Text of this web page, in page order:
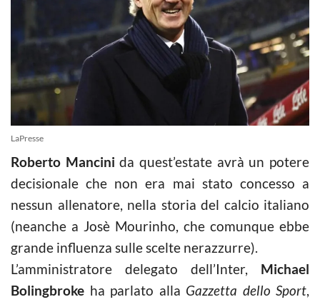
LaPresse
Roberto Mancini da quest’estate avrà un potere
decisionale che non era mai stato concesso a
nessun allenatore, nella storia del calcio italiano
(neanche a Josè Mourinho, che comunque ebbe
grande influenza sulle scelte nerazzurre).
L’amministratore delegato dell’Inter, Michael
Bolingbroke ha parlato alla Gazzetta dello Sport,